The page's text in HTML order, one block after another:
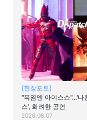
[현장포토]
"폭염엔 아이스쇼"…'나
스', 화려한 공연
2026.08.07